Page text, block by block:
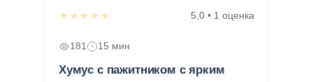
★★★★★ 5,0 • 1 оценка
181 15 мин
Хумус с пажитником с ярким